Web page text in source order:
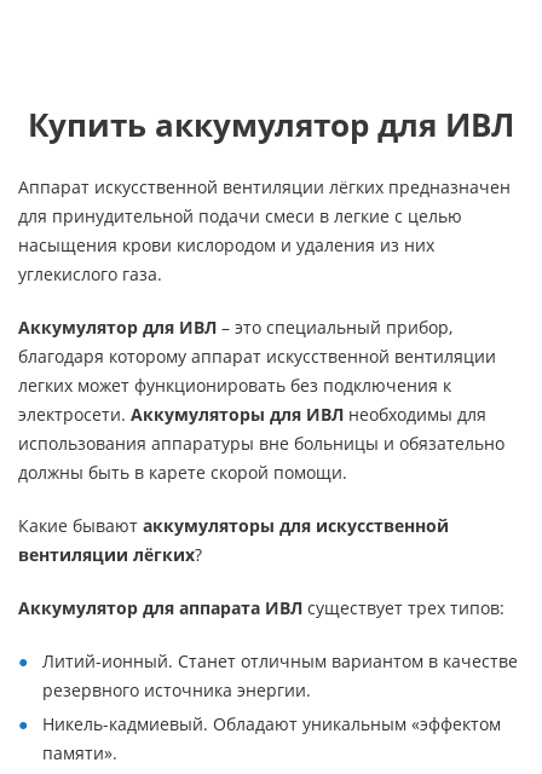
Купить аккумулятор для ИВЛ
Аппарат искусственной вентиляции лёгких предназначен
для принудительной подачи смеси в легкие с целью
насыщения крови кислородом и удаления из них
углекислого газа.
Аккумулятор для ИВЛ – это специальный прибор,
благодаря которому аппарат искусственной вентиляции
легких может функционировать без подключения к
электросети. Аккумуляторы для ИВЛ необходимы для
использования аппаратуры вне больницы и обязательно
должны быть в карете скорой помощи.
Какие бывают аккумуляторы для искусственной
вентиляции лёгких?
Аккумулятор для аппарата ИВЛ существует трех типов:
Литий-ионный. Станет отличным вариантом в качестве
резервного источника энергии.
Никель-кадмиевый. Обладают уникальным «эффектом
памяти».